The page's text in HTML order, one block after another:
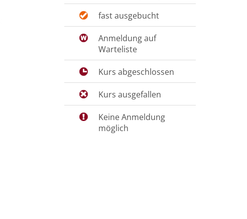
fast ausgebucht
Anmeldung auf
Warteliste
Kurs abgeschlossen
Kurs ausgefallen
Keine Anmeldung
möglich